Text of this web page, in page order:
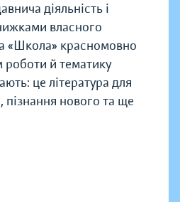
діяльність і
власного
«Школа» красномовно
й тематику
це література для
пізнання нового та ще